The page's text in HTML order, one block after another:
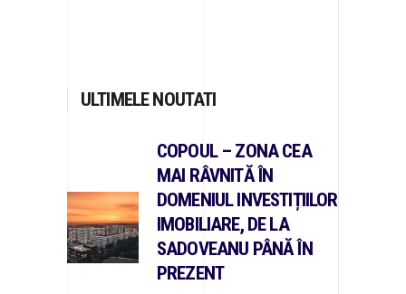
ULTIMELE NOUTATI
COPOUL – ZONA CEA
MAI RÂVNITĂ ÎN
DOMENIUL INVESTIȚIILOR
IMOBILIARE, DE LA
SADOVEANU PÂNĂ ÎN
PREZENT